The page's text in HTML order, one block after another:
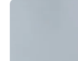
年8月，全案仍可